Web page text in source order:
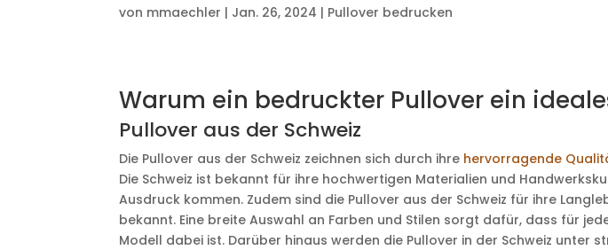
von mmaechler | Jan. 26, 2024 | Pullover bedrucken
Warum ein bedruckter Pullover ein
Pullover aus der Schweiz
Die Pullover aus der Schweiz zeichnen sich durch ihre hervorragende
Die Schweiz ist bekannt für ihre hochwertigen Materialien und
Ausdruck kommen. Zudem sind die Pullover aus der Schweiz für ihre
bekannt. Eine breite Auswahl an Farben und Stilen sorgt dafür, dass für
Modell dabei ist. Darüber hinaus werden die Pullover in der Schweiz unter